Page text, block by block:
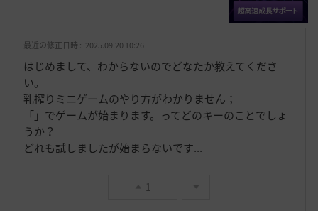
お
入
共有する
最近の修正日時 : 2025.09.20 10:26
はじめまして、わからないのでどなたか教えてくださ
い。
乳搾りミニゲームのやり方がわかりません；
「」でゲームが始まります。ってどのキーのことでしょ
うか？
どれも試しましたが始まらないです...
1